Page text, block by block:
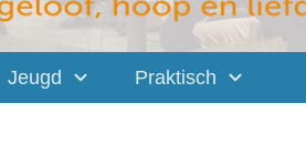
Jeugd Praktisch